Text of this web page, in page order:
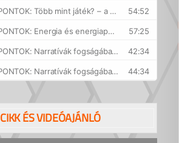
CIKK ÉS VIDEÓAJÁNLÓ